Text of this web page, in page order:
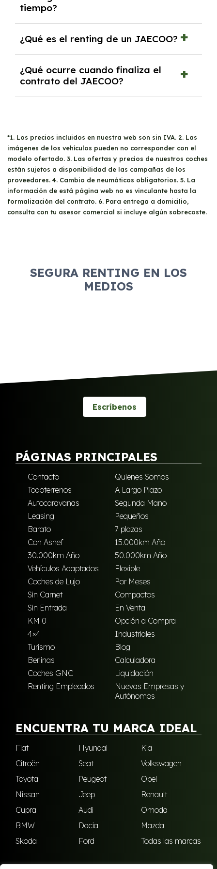
tiempo?
pero puede haber penalizaciones por
cancelación anticipada. Es importante revisar
las condiciones del contrato y hablar con un
experto que te asesore.
¿Qué es el renting de un JAECOO?
alquiler a largo plazo en el que pagas una
cuota mensual fija por el uso del coche
durante un periodo determinado,
¿Qué ocurre cuando finaliza el
contrato del JAECOO?
acordado.
*1. Los precios incluidos en nuestra web son sin IVA. 2. Las
imágenes de los vehículos pueden no corresponder con el
modelo ofertado. 3. Las ofertas y precios de nuestros coches
están sujetos a disponibilidad de las campañas de los
proveedores. 4. Cambio de neumáticos obligatorios. 5. La
información de está página web no es vinculante hasta la
formalización del contrato. 6. Para entrega a domicilio,
consulta con tu asesor comercial si incluye algún sobrecoste.
SEGURA RENTING EN LOS
MEDIOS
Escríbenos
PÁGINAS PRINCIPALES
Contacto
Quienes Somos
Todoterrenos
A Largo Plazo
Autocaravanas
Segunda Mano
Leasing
Pequeños
Barato
7 plazas
Con Asnef
15.000km Año
30.000km Año
50.000km Año
Vehículos Adaptados
Flexible
Coches de Lujo
Por Meses
Sin Carnet
Compactos
Sin Entrada
En Venta
KM 0
Opción a Compra
4×4
Industriales
Turismo
Blog
Berlinas
Calculadora
Coches GNC
Liquidación
Renting Empleados
Nuevas Empresas y
Autónomos
ENCUENTRA TU MARCA IDEAL
Fiat Hyundai
Kia
Citroën
Seat
Volkswagen
Toyota
Peugeot
Opel
Nissan
Jeep
Renault
Cupra
Audi
Omoda
BMW
Dacia
Mazda
Skoda
Ford Todas las marcas